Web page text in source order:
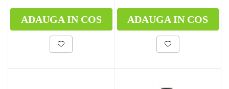
ADAUGA IN COS ADAUGA IN COS